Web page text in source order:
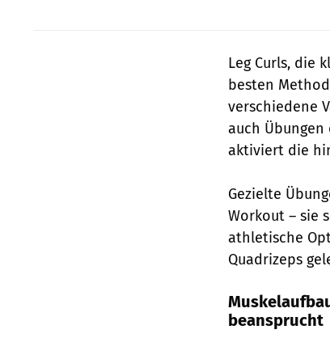
Leg Curls, die
besten
verschiedene
auch Übungen
aktiviert die
Gezielte
Workout – sie
athletische
Quadrizeps
beansprucht